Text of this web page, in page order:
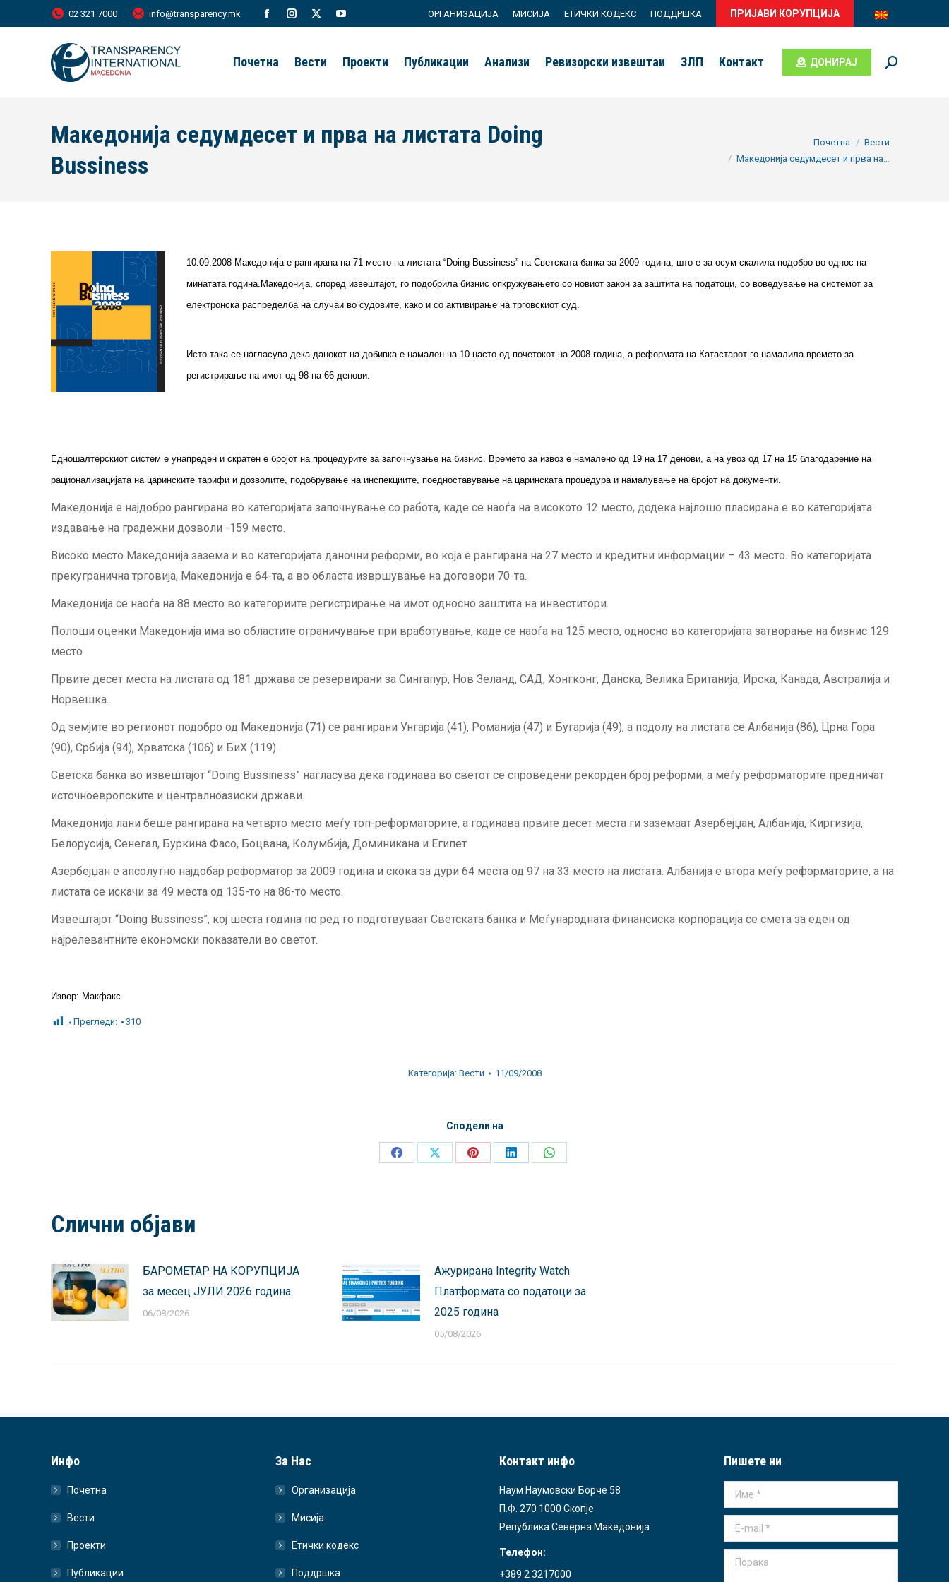
02 321 7000 info@transparency.mk
Facebook
window
Instagram
window
X
window
YouTube
opens
window
ОРГАНИЗАЦИЈА МИСИЈА ЕТИЧКИ КОДЕКС ПОДДРШКА ПРИЈАВИ КОРУПЦИЈА
Почетна Вести Проекти Публикации Анализи Ревизорски извештаи ЗЛП Контакт ДОНИРАЈ Search:
Македонија седумдесет и прва на листата Doing
Bussiness
Почетна
Вести
Македонија седумдесет и прва на…
10.09.2008 Македонија е рангирана на 71 место на листата “Doing Bussiness” на Светската банка за 2009 година, што е за осум скалила подобро во однос на
минатата година.Македонија, според извештајот, го подобрила бизнис опкружувањето со новиот закон за заштита на податоци, со воведување на системот за
електронска распределба на случаи во судовите, како и со активирање на трговскиот суд.
Исто така се нагласува дека данокот на добивка е намален на 10 насто од почетокот на 2008 година, а реформата на Катастарот го намалила времето за
регистрирање на имот од 98 на 66 денови.
Едношалтерскиот систем е унапреден и скратен е бројот на процедурите за започнување на бизнис. Времето за извоз е намалено од 19 на 17 денови, а на увоз од 17 на 15 благодарение на
рационализацијата на царинските тарифи и дозволите, подобрување на инспекциите, поедноставување на царинската процедура и намалување на бројот на документи.
Македонија е најдобро рангирана во категоријата започнување со работа, каде се наоѓа на високото 12 место, додека најлошо пласирана е во категоријата
издавање на градежни дозволи -159 место.
Високо место Македонија зазема и во категоријата даночни реформи, во која е рангирана на 27 место и кредитни информации – 43 место. Во категоријата
прекугранична трговија, Македонија е 64-та, а во областа извршување на договори 70-та.
Македонија се наоѓа на 88 место во категориите регистрирање на имот односно заштита на инвеститори.
Полоши оценки Македонија има во областите ограничување при вработување, каде се наоѓа на 125 место, односно во категоријата затворање на бизнис 129
место
Првите десет места на листата од 181 држава се резервирани за Сингапур, Нов Зеланд, САД, Хонгконг, Данска, Велика Британија, Ирска, Канада, Австралија и
Норвешка.
Од земјите во регионот подобро од Македонија (71) се рангирани Унгарија (41), Романија (47) и Бугарија (49), а подолу на листата се Албанија (86), Црна Гора
(90), Србија (94), Хрватска (106) и БиХ (119).
Светска банка во извештајот “Doing Bussiness” нагласува дека годинава во светот се спроведени рекорден број реформи, а меѓу реформаторите предничат
источноевропските и централноазиски држави.
Македонија лани беше рангирана на четврто место меѓу топ-реформаторите, а годинава првите десет места ги заземаат Азербејџан, Албанија, Киргизија,
Белорусија, Сенегал, Буркина Фасо, Боцвана, Колумбија, Доминикана и Египет
Азербејџан е апсолутно најдобар реформатор за 2009 година и скока за дури 64 места од 97 на 33 место на листата. Албанија е втора меѓу реформаторите, а на
листата се искачи за 49 места од 135-то на 86-то место.
Извештајот “Doing Bussiness”, кој шеста година по ред го подготвуваат Светската банка и Меѓународната финансиска корпорација се смета за еден од
најрелевантните економски показатели во светот.
Извор: Макфакс
Прегледи: 310
Категорија: Вести 11/09/2008
Сподели на
Share
Share
Share
Share
Share
Слични објави
БАРОМЕТАР НА КОРУПЦИЈА
за месец ЈУЛИ 2026 година
06/08/2026
Ажурирана Integrity Watch
Платформата со податоци за
2025 година
05/08/2026
Инфо
Почетна
Вести
Проекти
Публикации
За Нас
Организација
Мисија
Етички кодекс
Поддршка
Контакт инфо
Наум Наумовски Борче 58
П.Ф. 270 1000 Скопје
Република Северна Македонија
Телефон:
+389 2 3217000
Пишете ни
Име *
E-mail *
Порака